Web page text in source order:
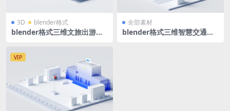
3D blender格式
blender格式三维文旅出游地
全部素材
blender格式三维智慧交通城
VIP